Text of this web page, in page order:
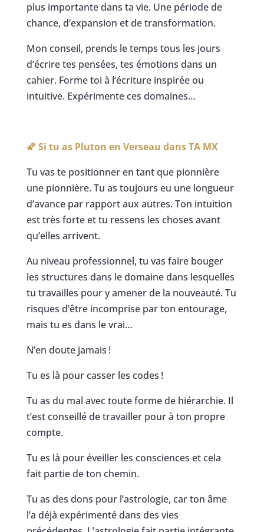
plus importante dans ta vie. Une période de
chance, d’expansion et de transformation.
Mon conseil, prends le temps tous les jours
d’écrire tes pensées, tes émotions dans un
cahier. Forme toi à l’écriture inspirée ou
intuitive. Expérimente ces domaines…
🌠 Si tu as Pluton en Verseau dans TA MX
Tu vas te positionner en tant que pionnière
une pionnière. Tu as toujours eu une longueur
d’avance par rapport aux autres. Ton intuition
est très forte et tu ressens les choses avant
qu’elles arrivent.
Au niveau professionnel, tu vas faire bouger
les structures dans le domaine dans lesquelles
tu travailles pour y amener de la nouveauté. Tu
risques d’être incomprise par ton entourage,
mais tu es dans le vrai…
N’en doute jamais !
Tu es là pour casser les codes !
Tu as du mal avec toute forme de hiérarchie. Il
t’est conseillé de travailler pour à ton propre
compte.
Tu es là pour éveiller les consciences et cela
fait partie de ton chemin.
Tu as des dons pour l’astrologie, car ton âme
l’a déjà expérimenté dans des vies